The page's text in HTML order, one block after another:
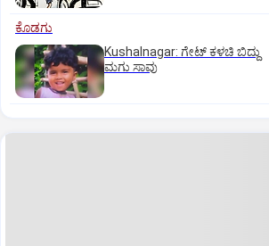
ಕೊಡಗು
Kushalnagar: ಗೇಟ್ ಕಳಚಿ ಬಿದ್ದು
ಮಗು ಸಾವು